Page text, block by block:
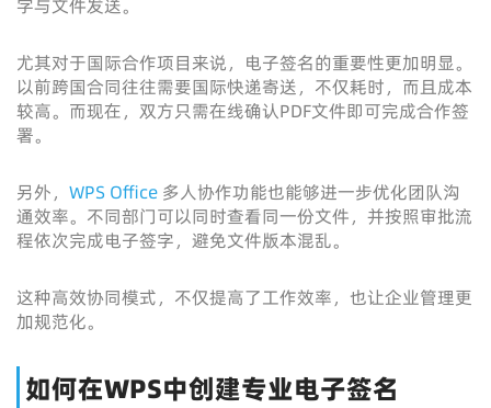
字与文件发送。
尤其对于国际合作项目来说，电子签名的重要性更加明显。
以前跨国合同往往需要国际快递寄送，不仅耗时，而且成本
较高。而现在，双方只需在线确认PDF文件即可完成合作签
署。
另外， WPS Office 多人协作功能也能够进一步优化团队沟
通效率。不同部门可以同时查看同一份文件，并按照审批流
程依次完成电子签字，避免文件版本混乱。
这种高效协同模式，不仅提高了工作效率，也让企业管理更
加规范化。
如何在WPS中创建专业电子签名